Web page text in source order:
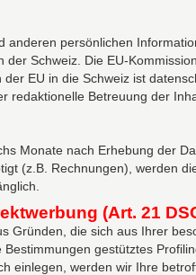
anderen persönlichen
Schweiz. Die EU-
EU in die Schweiz ist
redaktionelle Betreuung der
Monate nach Erhebung der
(z.B. Rechnungen), werden
(Art. 21
Gründen, die sich aus Ihrer
gestütztes
einlegen, werden wir Ihre